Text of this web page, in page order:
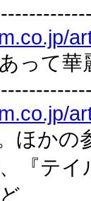
って
ほかの
『テ